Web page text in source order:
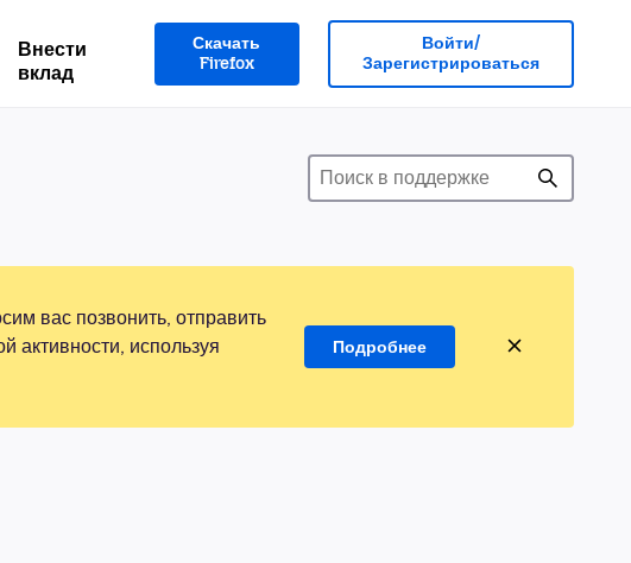
Внести
вклад
Скачать
Firefox
Войти/
Зарегистрироваться
вас позвонить, отправить
активности, используя
Подробнее